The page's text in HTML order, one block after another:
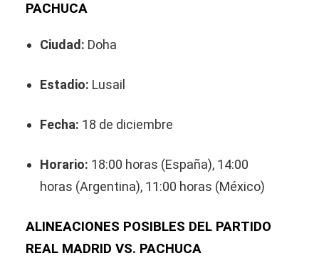
PACHUCA
Ciudad: Doha
Estadio: Lusail
Fecha: 18 de diciembre
Horario: 18:00 horas (España), 14:00
horas (Argentina), 11:00 horas (México)
ALINEACIONES POSIBLES DEL PARTIDO
REAL MADRID VS. PACHUCA